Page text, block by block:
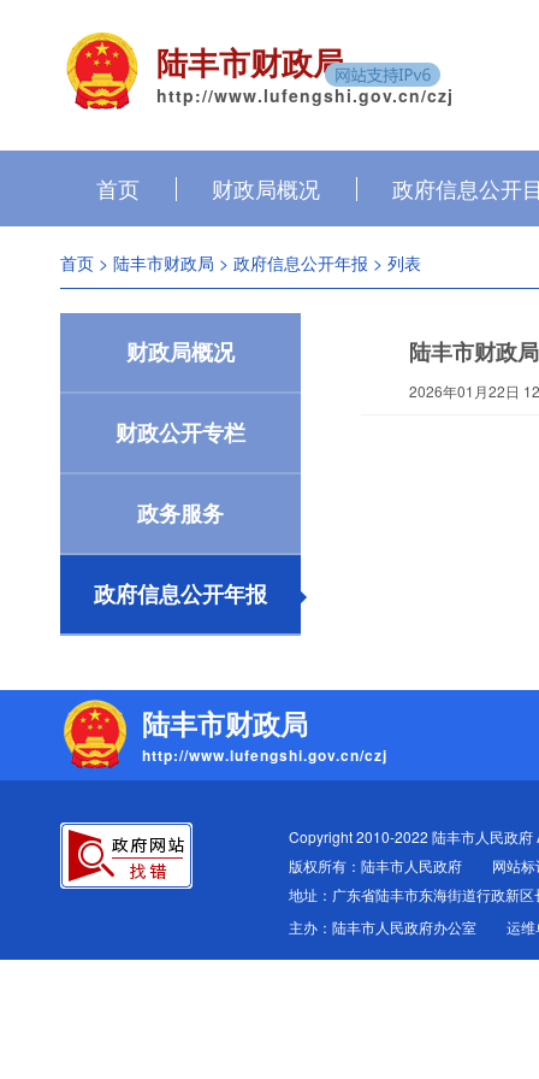
陆丰市财政局
http://www.lufengshi.gov.cn/czj
首页 财政局概况 政府信息公开
首页 > 陆丰市财政局 > 政府信息公开年报 > 列表
财政局概况
财政公开专栏
政务服务
政府信息公开年报
陆丰市财政
2026年01月22日
陆丰市财政局
http://www.lufengshi.gov.cn/czj
Copyright 2010-2022 陆丰市人民政
版权所有：陆丰市人民政府
网站
地址：广东省陆丰市东海街道行政新
主办：陆丰市人民政府办公室
运维